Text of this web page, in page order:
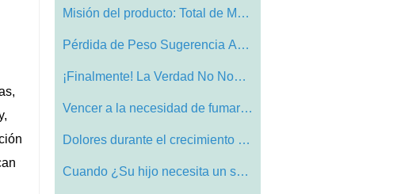
Misión del producto: Total de Mercancí…
Pérdida de Peso Sugerencia Acai Berry e…
¡Finalmente! La Verdad No Nonsense Para…
Vencer a la necesidad de fumar marihuana…
Dolores durante el crecimiento en Childr…
Cuando ¿Su hijo necesita un suplemento …